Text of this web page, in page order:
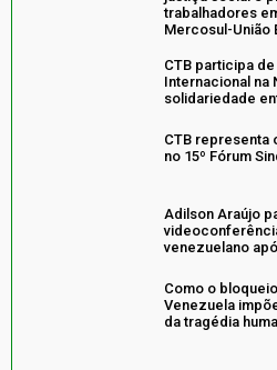
trabalhadores
Mercosul-União
CTB participa
Internacional na
solidariedade
CTB representa
no 15º Fórum
Adilson Araújo
venezuelano
Como o
Venezuela
da tragédia